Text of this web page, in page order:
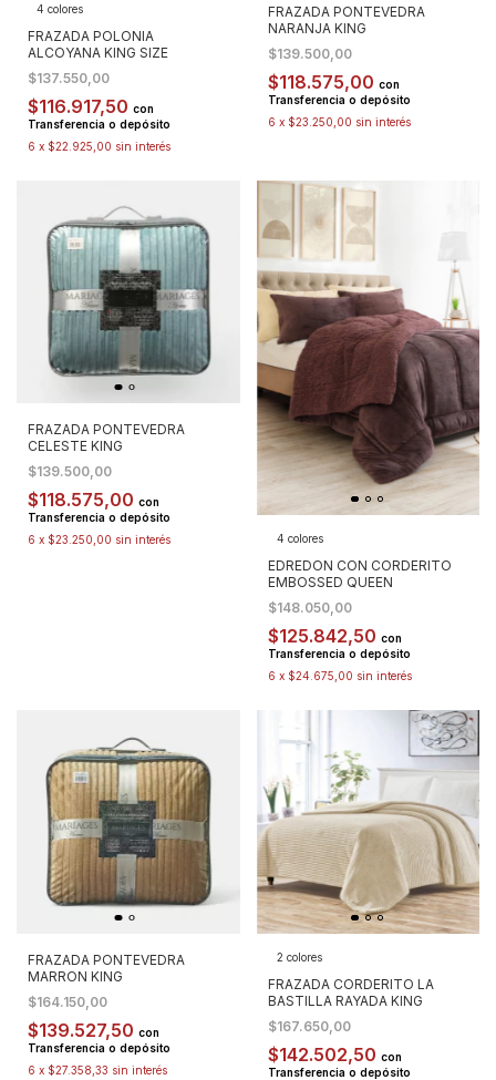
4 colores
FRAZADA POLONIA
ALCOYANA KING SIZE
$137.550,00
$116.917,50 con
Transferencia o depósito
6 x $22.925,00 sin interés
FRAZADA PONTEVEDRA
NARANJA KING
$139.500,00
$118.575,00 con
Transferencia o depósito
6 x $23.250,00 sin interés
FRAZADA PONTEVEDRA
CELESTE KING
$139.500,00
$118.575,00 con
Transferencia o depósito
6 x $23.250,00 sin interés 4 colores
EDREDON CON CORDERITO
EMBOSSED QUEEN
$148.050,00
$125.842,50 con
Transferencia o depósito
6 x $24.675,00 sin interés
FRAZADA PONTEVEDRA
MARRON KING
$164.150,00
$139.527,50 con
Transferencia o depósito
6 x $27.358,33 sin interés
2 colores
FRAZADA CORDERITO LA
BASTILLA RAYADA KING
$167.650,00
$142.502,50 con
Transferencia o depósito